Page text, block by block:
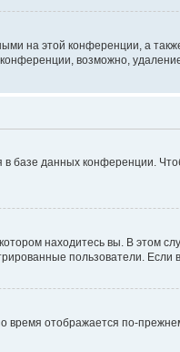
на этой конференции, а
возможно,
в базе данных конференции.
находитесь вы. В этом
пользователи.
время отображается по-